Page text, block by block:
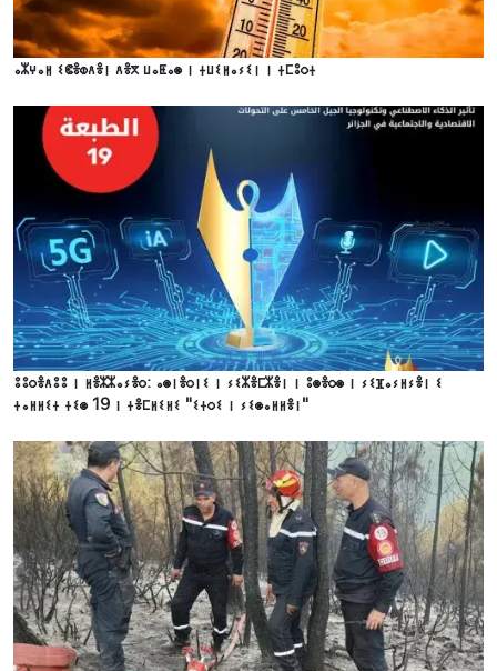
ⴰⵣⵖⴰⵍ ⵉⵞⴻⵀⴷⴻⵏ ⴷⴻⴳ ⵡⴰⵟⴰⵙ ⵏ ⵜⵡⵉⵍⴰⵢⵉⵏ ⵏ ⵜⵎⵓⵔⵜ
ⵓⵓⵔⴻⴷⵓⵓ ⵏ ⵍⴻⵣⵣⴰⵢⴻⵔ: ⴰⵙⵏⴻⵔⵏⵉ ⵏ ⵢⵉⵣⴻⵎⵣⴻⵏ ⵏ ⵓⵙⴻⵔⵙ ⵏ ⵢⵉⴼⴰⵢⵍⵢⴻⵏ ⵉ
ⵜⴰⵍⵍⵉⵜ ⵜⵉⵙ 19 ⵏ ⵜⴻⵎⵍⵉⵍⵉ "ⵉⵜⵔⵉ ⵏ ⵢⵉⵙⴰⵍⵍⴻⵏ"